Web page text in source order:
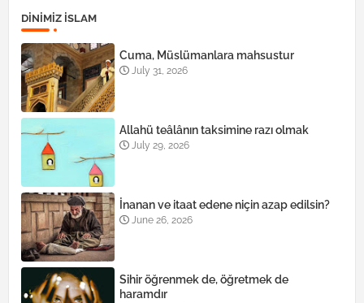
DINIMIZ ISLAM
Cuma, Müslümanlara mahsustur
July 31, 2026
Allahü teâlânın taksimine razı olmak
July 29, 2026
İnanan ve itaat edene niçin azap edilsin?
June 26, 2026
Sihir öğrenmek de, öğretmek de
haramdır